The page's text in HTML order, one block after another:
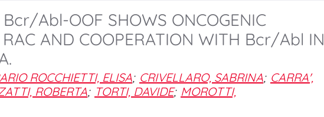
Abl-OOF SHOWS ONCOGENIC
AND COOPERATION WITH Bcr/Abl IN
ROCCHIETTI, ELISA; CRIVELLARO, SABRINA; CARRA',
ROBERTA; TORTI, DAVIDE; MOROTTI,